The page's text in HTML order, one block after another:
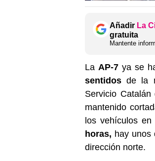
Añadir La
gratuita
Mantente
La AP-7 ya se
sentidos de la
Servicio
mantenido
los vehículos
horas, hay unos
dirección norte.